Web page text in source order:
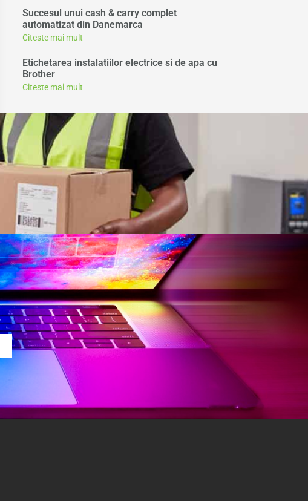
Succesul unui cash & carry complet
automatizat din Danemarca
Citeste mai mult
Etichetarea instalatiilor electrice si de apa cu
Brother
Citeste mai mult